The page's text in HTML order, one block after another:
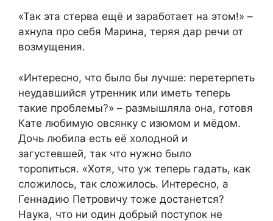
«Так эта стерва ещё и заработает на этом!» –
ахнула про себя Марина, теряя дар речи от
возмущения.
«Интересно, что было бы лучше: перетерпеть
неудавшийся утренник или иметь теперь
такие проблемы?» – размышляла она, готовя
Кате любимую овсянку с изюмом и мёдом.
Дочь любила есть её холодной и
загустевшей, так что нужно было
торопиться. «Хотя, что уж теперь гадать, как
сложилось, так сложилось. Интересно, а
Геннадию Петровичу тоже достанется?
Наука, что ни один добрый поступок не